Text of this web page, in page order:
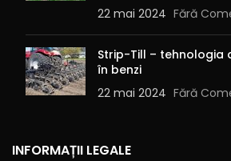
22 mai 2024 Fără
Strip-Till – tehnologia
în benzi
22 mai 2024 Fără
INFORMAȚII LEGALE